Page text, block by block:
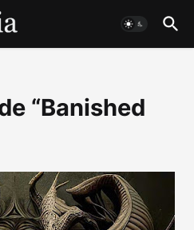
“Banished